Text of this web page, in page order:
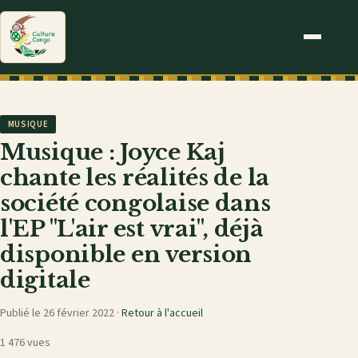
MUSIQUE
Musique : Joyce Kaj
chante les réalités de la
société congolaise dans
l'EP "L'air est vrai", déjà
disponible en version
digitale
Publié le 26 février 2022 · Retour à l'accueil
1 476 vues